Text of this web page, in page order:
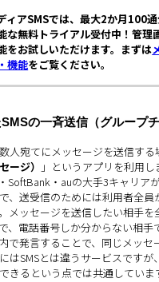
ィアSMSでは、最大2か月100
な無料トライアル受付中！管理
をお試しいただけます。まずは
機能をご覧ください。
の一斉送信（グループチ
人宛てにメッセージを送信する
ージ）
」というアプリを利用
SoftBank・auの大手3キャリア
、送受信のためには利用者全員
メッセージを送信したい相手を
、電話番号しか分からない相手
で発言することで、同じメッセ
はSMSとは違うサービスですが
きるという点では共通していま